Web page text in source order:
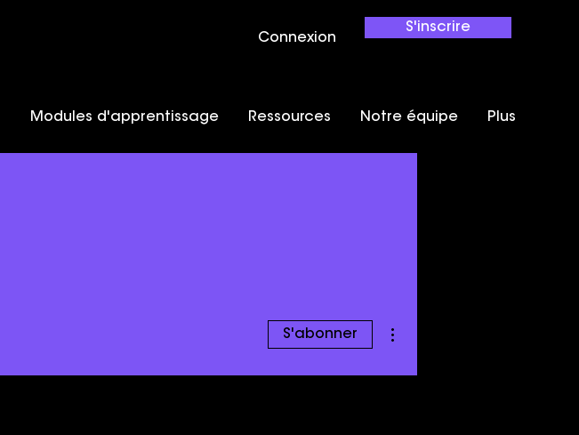
Connexion
S'inscrire
Modules d'apprentissage Ressources Notre équipe Plus
S'abonner